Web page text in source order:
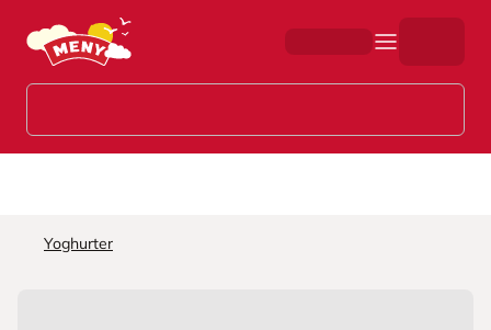
Hopp til hovedinnhold
Yoghurter